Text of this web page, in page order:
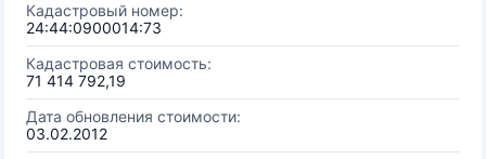
Кадастровый номер:
24:44:0900014:73
Кадастровая стоимость:
71 414 792,19
Дата обновления стоимости:
03.02.2012